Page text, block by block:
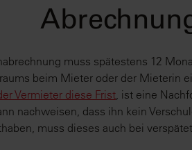
muss spätestens 12
beim Mieter oder der Mieterin
Vermieter diese Frist , ist eine
nachweisen, dass ihn kein
muss dieses auch bei